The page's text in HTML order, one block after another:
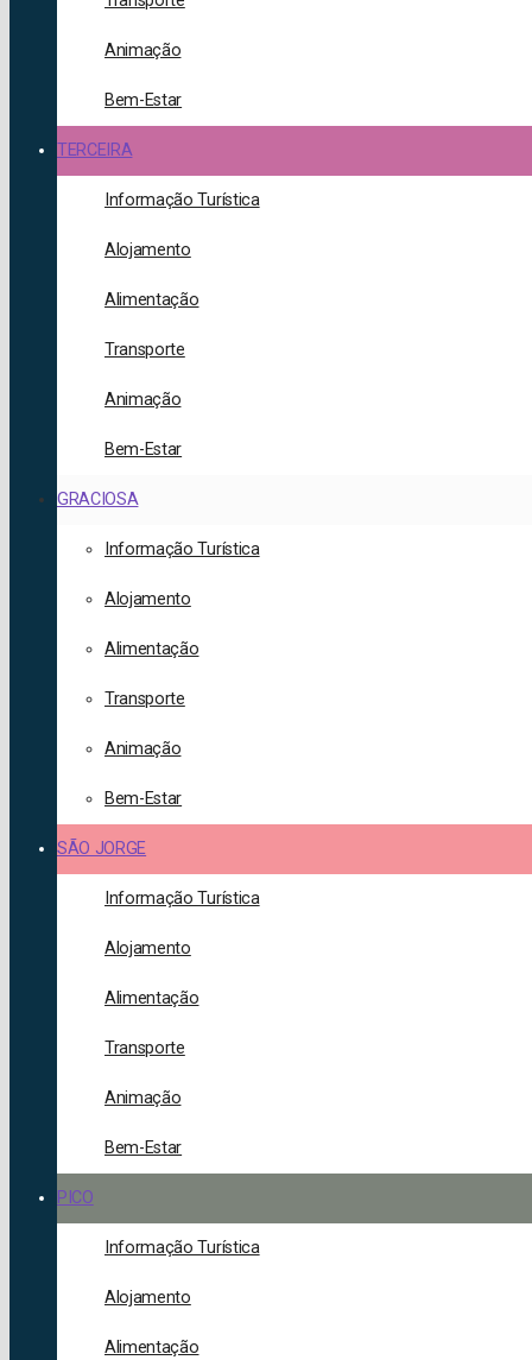
Animação
Bem-Estar
TERCEIRA
Informação Turística
Alojamento
Alimentação
Transporte
Animação
Bem-Estar
GRACIOSA
Informação Turística
Alojamento
Alimentação
Transporte
Animação
Bem-Estar
SÃO JORGE
Informação Turística
Alojamento
Alimentação
Transporte
Animação
Bem-Estar
PICO
Informação Turística
Alojamento
Alimentação